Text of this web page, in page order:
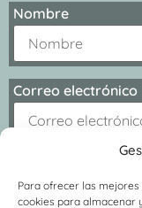
Para ofrecer las
cookies para almacenar
Nombre
Correo electrónico